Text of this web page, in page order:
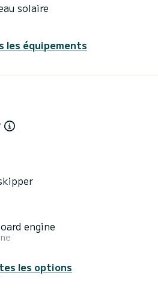
solaire
les équipements
engine
les options